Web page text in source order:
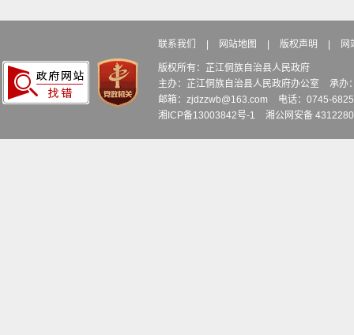
联系我们 网站地图 版权声明 网
版权所有：芷江侗族自治县人民政府
主办：芷江侗族自治县人民政府办公室
承办
邮箱：zjdzzwb@163.com
电话：0745-
湘ICP备13003842号-1
湘公网安备